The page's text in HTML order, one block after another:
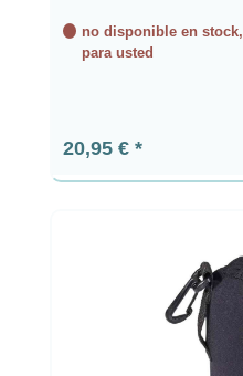
no disponible en
para usted
Precio normal:
20,95 €